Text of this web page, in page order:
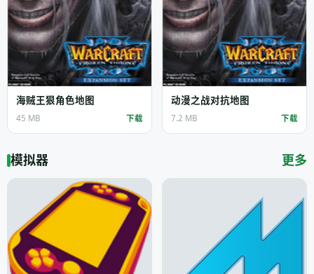
海贼王狠角色地图
45 MB 下载
动漫之战对抗地图
7.2 MB 下载
模拟器 更多